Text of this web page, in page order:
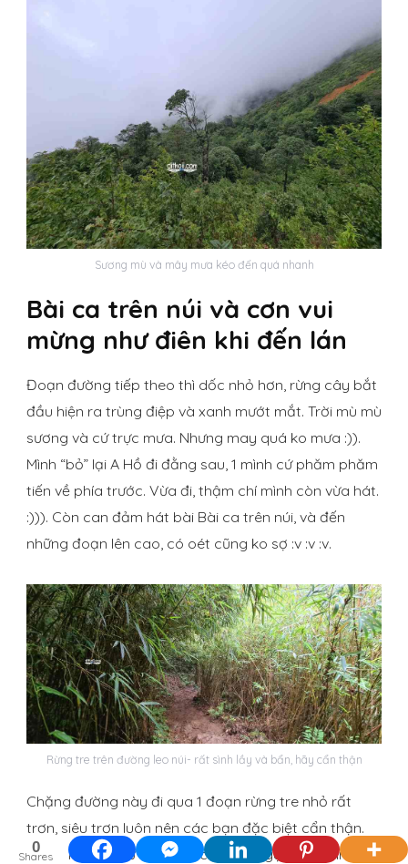
Sương mù và mây mưa kéo đến quá nhanh
Bài ca trên núi và cơn vui
mừng như điên khi đến lán
Đoạn đường tiếp theo thì dốc nhỏ hơn, rừng cây bắt
đầu hiện ra trùng điệp và xanh mướt mắt. Trời mù mù
sương và cứ trực mưa. Nhưng may quá ko mưa :)).
Mình “bỏ” lại A Hồ đi đằng sau, 1 mình cứ phăm phăm
tiến về phía trước. Vừa đi, thậm chí mình còn vừa hát.
:))). Còn can đảm hát bài Bài ca trên núi, và đến
những đoạn lên cao, có oét cũng ko sợ :v :v :v.
Rừng tre trên đường leo núi- rất sình lầy và bẩn, hãy cẩn thận
Chặng đường này đi qua 1 đoạn rừng tre nhỏ rất
trơn, siêu trơn luôn nên các bạn đặc biệt cẩn thận.
Theo mình thì cứ bám chắc vào cái gậy của mình
0
Shares